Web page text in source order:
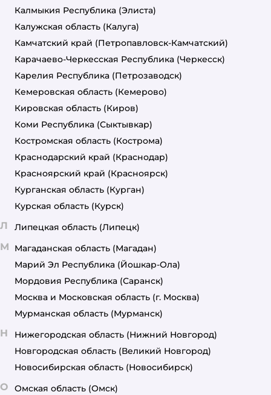
Калмыкия Республика (Элиста)
Калужская область (Калуга)
Камчатский край (Петропавловск-Камчатский)
Карачаево-Черкесская Республика (Черкесск)
Карелия Республика (Петрозаводск)
Кемеровская область (Кемерово)
Кировская область (Киров)
Коми Республика (Сыктывкар)
Костромская область (Кострома)
Краснодарский край (Краснодар)
Красноярский край (Красноярск)
Курганская область (Курган)
Курская область (Курск)
Л Липецкая область (Липецк)
М Магаданская область (Магадан)
Марий Эл Республика (Йошкар-Ола)
Мордовия Республика (Саранск)
Москва и Московская область (г. Москва)
Мурманская область (Мурманск)
Н Нижегородская область (Нижний Новгород)
Новгородская область (Великий Новгород)
Новосибирская область (Новосибирск)
О Омская область (Омск)